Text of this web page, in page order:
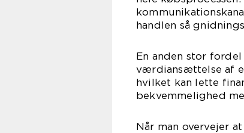
handlen så
En anden stor
værdiansættelse af
hvilket kan lette
bekvemmelighed
Når man overvejer